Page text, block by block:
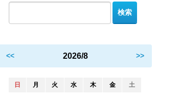
<< 2026/8 >>
日 月 火 水 木 金 土